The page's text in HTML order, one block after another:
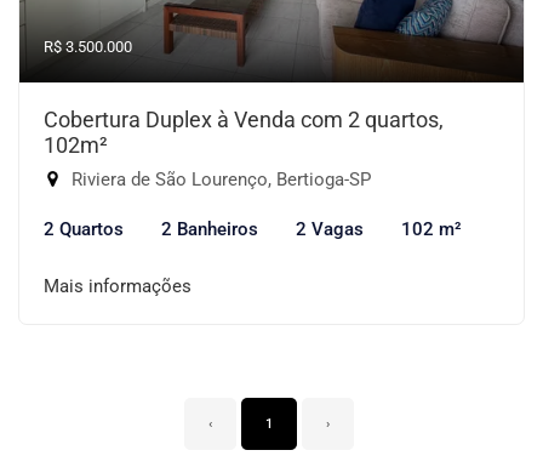
R$ 3.500.000
Cobertura Duplex à Venda com 2 quartos,
102m²
Riviera de São Lourenço, Bertioga-SP
2 Quartos 2 Banheiros 2 Vagas 102 m²
Mais informações
‹ 1 ›